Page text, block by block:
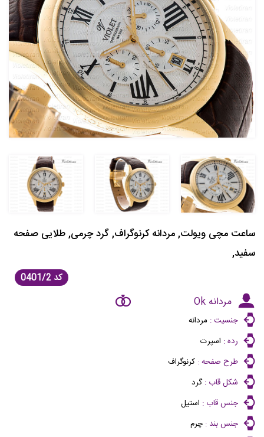
ساعت مچی ویولت, مردانه کرنوگراف, گرد چرمی, طلایی صفحه
سفید,
کد
مردانه Ok
جنسیت : مردانه
رده : اسپرت
طرح صفحه : کرنوگراف
شکل قاب :گرد
جنس قاب : استیل
جنس بند : چرم